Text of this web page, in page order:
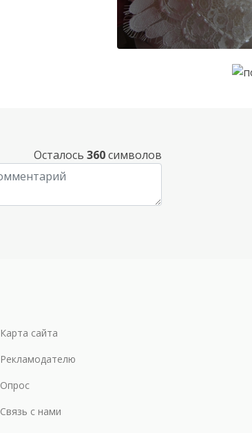
Осталось 360символов
Карта сайта
Рекламодателю
Опрос
Связь с нами